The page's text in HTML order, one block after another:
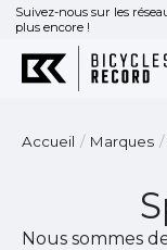
Suivez-nous sur les
plus encore !
Accueil / Marques /
Nous sommes